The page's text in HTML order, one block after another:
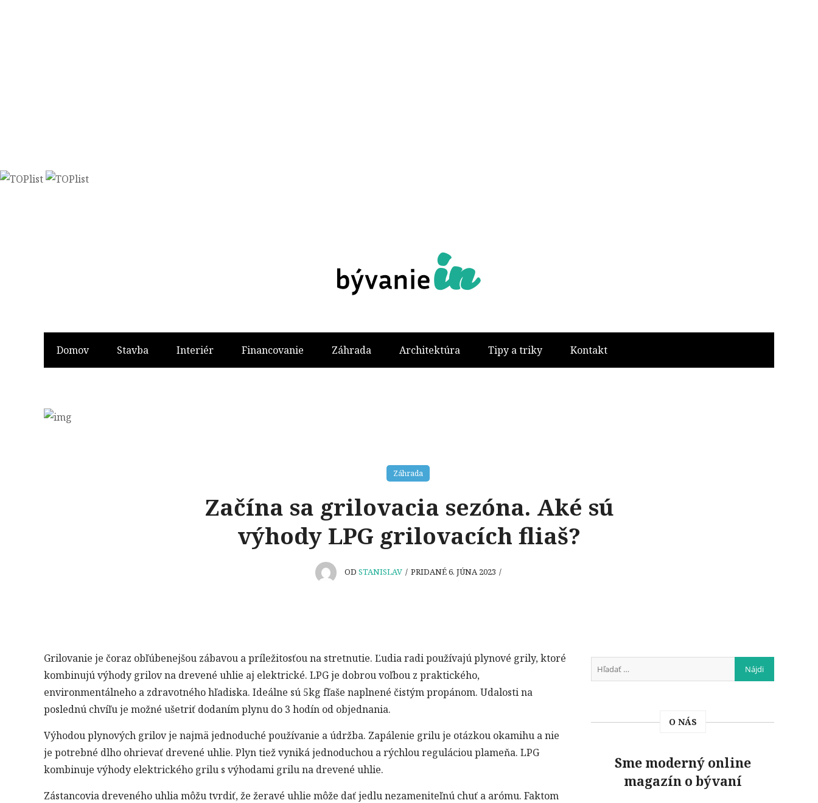
Domov Stavba Interiér Financovanie Záhrada Architektúra Tipy a triky Kontakt
Záhrada
Začína sa grilovacia sezóna. Aké sú
výhody LPG grilovacích fliaš?
OD STANISLAV / PRIDANÉ 6. JÚNA 2023 /
Grilovanie je čoraz obľúbenejšou zábavou a príležitosťou na stretnutie. Ľudia radi používajú plynové grily, ktoré
kombinujú výhody grilov na drevené uhlie aj elektrické. LPG je dobrou voľbou z praktického,
environmentálneho a zdravotného hľadiska. Ideálne sú 5kg fľaše naplnené čistým propánom. Udalosti na
poslednú chvíľu je možné ušetriť dodaním plynu do 3 hodín od objednania.
Výhodou plynových grilov je najmä jednoduché používanie a údržba. Zapálenie grilu je otázkou okamihu a nie
je potrebné dlho ohrievať drevené uhlie. Plyn tiež vyniká jednoduchou a rýchlou reguláciou plameňa. LPG
kombinuje výhody elektrického grilu s výhodami grilu na drevené uhlie.
Zástancovia dreveného uhlia môžu tvrdiť, že žeravé uhlie môže dať jedlu nezameniteľnú chuť a arómu. Faktom
O NÁS
Sme moderný online
magazín o bývaní